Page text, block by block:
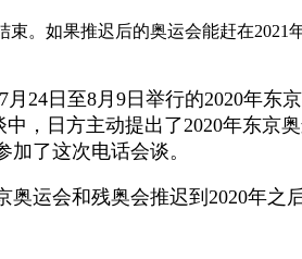
束。如果推迟后的奥运会能赶在
月24日至8月9日举行的2020年东
，日方主动提出了2020年东
了这次电话会谈。
会和残奥会推迟到2020年之